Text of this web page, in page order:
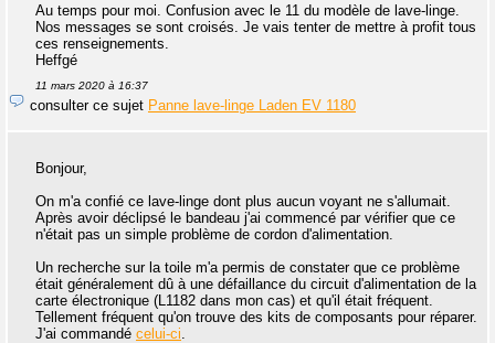
Au temps pour moi. Confusion avec le 11 du modèle de lave-linge.
Nos messages se sont croisés. Je vais tenter de mettre à profit tous
ces renseignements.
Heffgé
11 mars 2020 à 16:37
consulter ce sujet Panne lave-linge Laden EV 1180
Bonjour,
On m'a confié ce lave-linge dont plus aucun voyant ne s'allumait.
Après avoir déclipsé le bandeau j'ai commencé par vérifier que ce
n'était pas un simple problème de cordon d'alimentation.
Un recherche sur la toile m'a permis de constater que ce problème
était généralement dû à une défaillance du circuit d'alimentation de la
carte électronique (L1182 dans mon cas) et qu'il était fréquent.
Tellement fréquent qu'on trouve des kits de composants pour réparer.
J'ai commandé celui-ci